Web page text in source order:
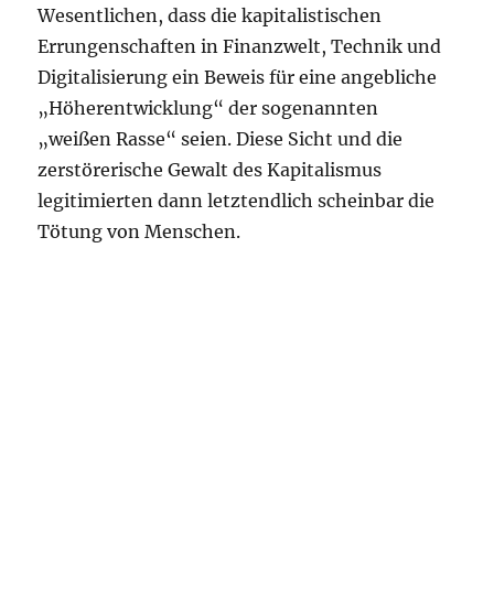
Wesentlichen, dass die kapitalistischen
Errungenschaften in Finanzwelt, Technik und
Digitalisierung ein Beweis für eine angebliche
„Höherentwicklung“ der sogenannten
„weißen Rasse“ seien. Diese Sicht und die
zerstörerische Gewalt des Kapitalismus
legitimierten dann letztendlich scheinbar die
Tötung von Menschen.